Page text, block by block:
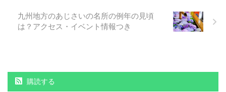
九州地方のあじさいの名所の例年の見頃
は？アクセス・イベント情報つき
購読する